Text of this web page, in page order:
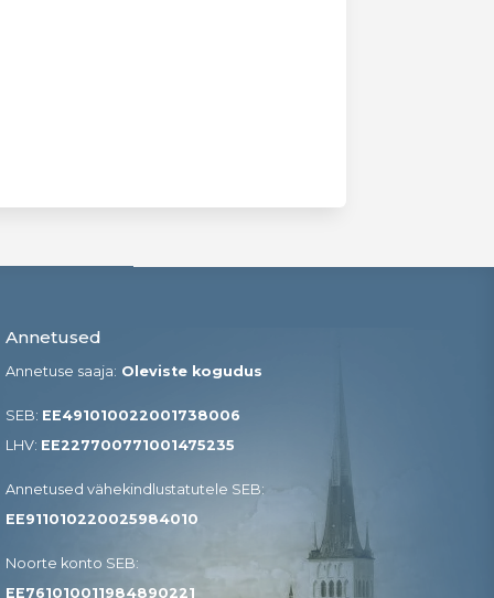
Annetused
Annetuse saaja: Oleviste kogudus
SEB: EE491010022001738006
LHV: EE227700771001475235
Annetused vähekindlustatutele SEB​:
EE911010220025984010
Noorte konto SEB:
EE761010011984890221